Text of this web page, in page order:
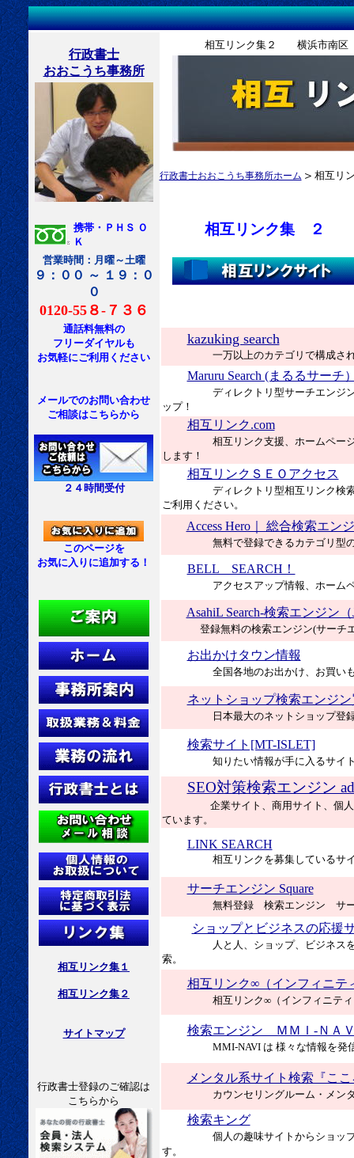
行政書士
おおこうち事務所
携帯・ＰＨＳ Ｏ
Ｋ
営業時間：月曜～土曜
９：００ ～ １９：０
０
0120-55８-７３６
通話料無料の
フリーダイヤルも
お気軽にご利用ください
メールでのお問い合わせ
ご相談はこちらから
２４時間受付
このページを
お気に入りに追加する！
相互リンク集１
相互リンク集２
サイトマップ
行政書士登録のご確認は
こちらから
相互リンク集２ 横浜市南区
行政書士おおこうち事務所ホーム ＞ 相互リ
相互リンク集 ２
kazuking search
一万以上のカテゴリで構成さ
Maruru Search (まるるサーチ
ディレクトリ型サーチエンジ
ップ！
相互リンク.com
相互リンク支援、ホームペー
します！
相互リンクＳＥＯアクセス
ディレクトリ型相互リンク検
ご利用ください。
Access Hero｜ 総合検索エン
無料で登録できるカテゴリ
BELL SEARCH！
アクセスアップ情報、ホーム
AsahiL Search-検索エンジン（
登録無料の検索エンジン(サーチ
お出かけタウン情報
全国各地のお出かけ、お買い
ネットショップ検索エンジ
日本最大のネットショップ登
検索サイト[MT-ISLET]
知りたい情報が手に入るサイ
SEO対策検索エンジン
企業サイト、商用サイト、個
ています。
LINK SEARCH
相互リンクを募集しているサ
サーチエンジン Square
無料登録 検索エンジン サー
ショップとビジネスの応援
人と人、ショップ、ビジネス
索。
相互リンク∞（インフィニテ
相互リンク∞（インフィニテ
検索エンジン ＭＭＩ‐ＮＡ
MMI-NAVI は 様々な情報を発
メンタル系サイト検索『ここ
カウンセリングルーム・メン
検索キング
個人の趣味サイトからショッ
す。